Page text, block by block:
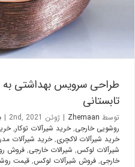
طراحی سرویس بهداشتی به
تابستانی
توسطZhemaan
| ژوئن 2nd, 2021 | بلاگ
روشویی خارجی,خرید شیرآلات توکار,خرید
خرید شیرآلات لاکچری,خرید شیرآلات مدرن,
شیرآلات لوکس,شیرالات خارجی,فروش
خارجی,فروش شیرآلات لوکس,قیمت